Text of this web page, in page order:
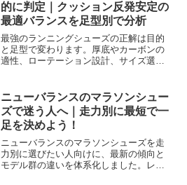
的に判定｜クッション反発安定の
最適バランスを足型別で分析
最強のランニングシューズの正解は目的
と足型で変わります。厚底やカーボンの
適性、ローテーション設計、サイズ選び
ム別の反発活用や買い替え基準も網羅。
距離別の最適バランスを数値で理解。
ニューバランスのマラソンシュー
ズで迷う人へ｜走力別に最短で一
足を決めよう！
ニューバランスのマラソンシューズを走
力別に選びたい人向けに、最新の傾向と
モデル群の違いを体系化しました。レー